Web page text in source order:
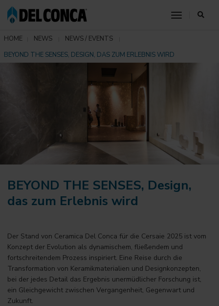
toggle
HOME NEWS
NEWS / EVENTS
BEYOND THE SENSES, DESIGN, DAS ZUM ERLEBNIS WIRD
BEYOND THE SENSES, Design,
das zum Erlebnis wird
Der Stand von Ceramica Del Conca für die Cersaie 2025 ist vom
Konzept der Evolution als dynamischem, fließendem und
fortschreitendem Prozess inspiriert. Eine Reise durch die
Transformation von Keramikmaterialien und Designkonzepten,
bei der jedes Detail das Ergebnis unermüdlicher Forschung ist,
ein Gleichgewicht zwischen Vergangenheit, Gegenwart und
Zukunft.